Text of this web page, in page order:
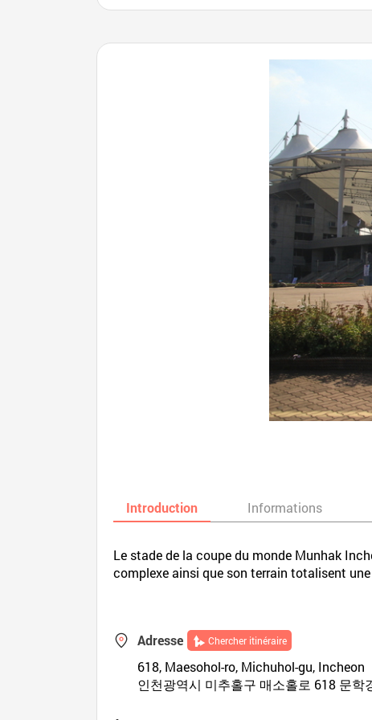
Introduction Informations
Le stade de la coupe du monde Munhak
complexe ainsi que son terrain totalisent
Adresse Chercher itinéraire
618, Maesohol-ro, Michuhol-gu, Incheon
인천광역시 미추홀구 매소홀로 618 문학